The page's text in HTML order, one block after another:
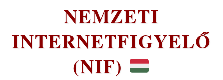
NEMZETI
INTERNETFIGYELŐ
(NIF)